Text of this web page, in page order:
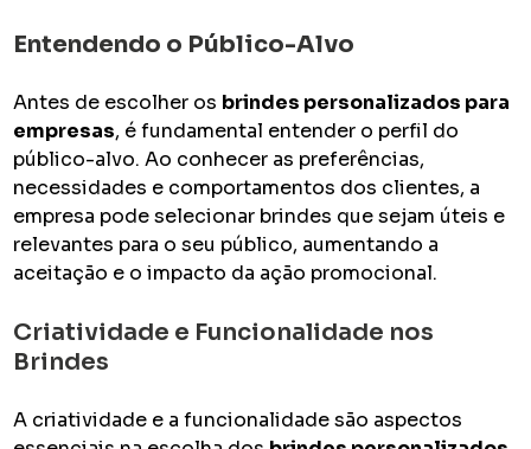
Entendendo o Público-Alvo
Antes de escolher os brindes personalizados para
empresas, é fundamental entender o perfil do
público-alvo. Ao conhecer as preferências,
necessidades e comportamentos dos clientes, a
empresa pode selecionar brindes que sejam úteis e
relevantes para o seu público, aumentando a
aceitação e o impacto da ação promocional.
Criatividade e Funcionalidade nos
Brindes
A criatividade e a funcionalidade são aspectos